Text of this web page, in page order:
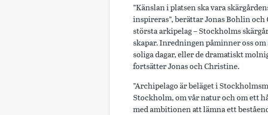
”Känslan i platsen ska vara
inspireras”, berättar Jonas Bohlin
största arkipelag – Stockholms
skapar. Inredningen påminner oss
soliga dagar, eller de dramatiskt
fortsätter Jonas och Christine.
”Archipelago är beläget i
Stockholm, om vår natur och om ett
med ambitionen att lämna ett